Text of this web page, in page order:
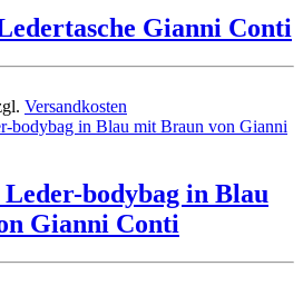
Gianni Conti
Versandkosten
bodybag in Blau
Gianni Conti